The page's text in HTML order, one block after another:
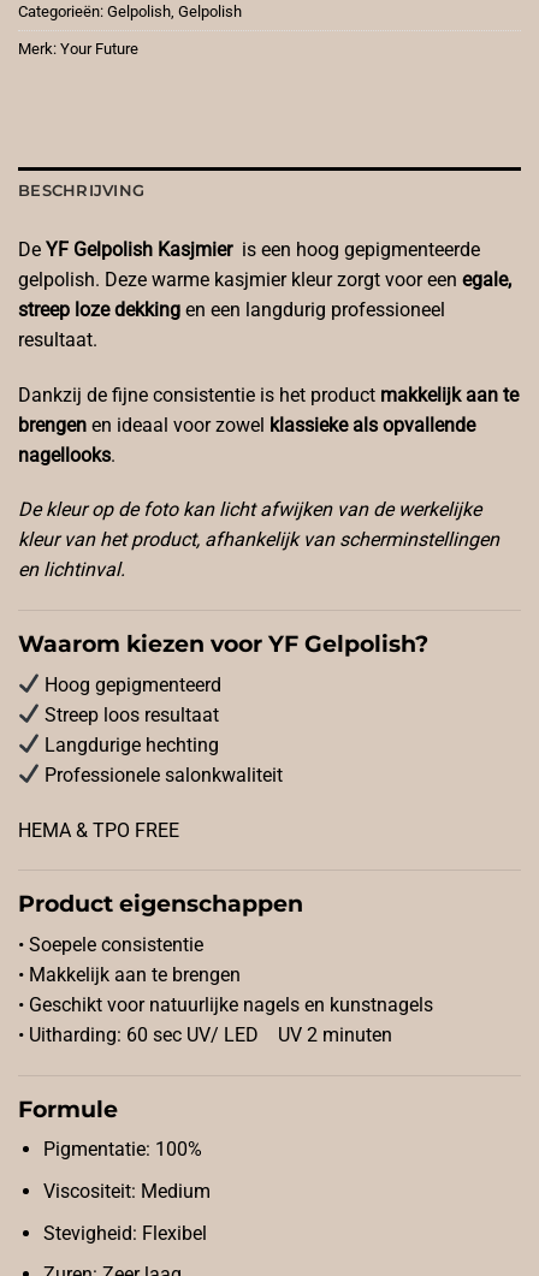
Categorieën: Gelpolish, Gelpolish
Merk: Your Future
BESCHRIJVING
De YF Gelpolish Kasjmier is een hoog gepigmenteerde
gelpolish. Deze warme kasjmier kleur zorgt voor een egale,
streep loze dekking en een langdurig professioneel
resultaat.
Dankzij de fijne consistentie is het product makkelijk aan te
brengen en ideaal voor zowel klassieke als opvallende
nagellooks.
De kleur op de foto kan licht afwijken van de werkelijke
kleur van het product, afhankelijk van scherminstellingen
en lichtinval.
Waarom kiezen voor YF Gelpolish?
Hoog gepigmenteerd
Streep loos resultaat
Langdurige hechting
Professionele salonkwaliteit
HEMA & TPO FREE
Product eigenschappen
• Soepele consistentie
• Makkelijk aan te brengen
• Geschikt voor natuurlijke nagels en kunstnagels
• Uitharding: 60 sec UV/ LED UV 2 minuten
Formule
Pigmentatie: 100%
Viscositeit: Medium
Stevigheid: Flexibel